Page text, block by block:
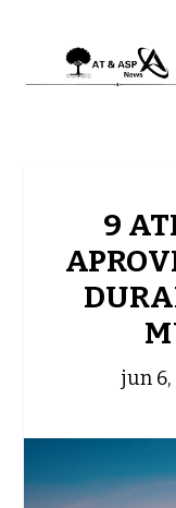
9
jun 6,